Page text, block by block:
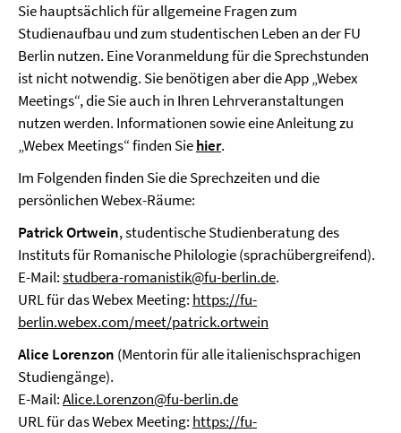
Sie hauptsächlich für allgemeine Fragen zum
Studienaufbau und zum studentischen Leben an der FU
Berlin nutzen. Eine Voranmeldung für die Sprechstunden
ist nicht notwendig. Sie benötigen aber die App „Webex
Meetings“, die Sie auch in Ihren Lehrveranstaltungen
nutzen werden. Informationen sowie eine Anleitung zu
„Webex Meetings“ finden Siehier.
Im Folgenden finden Sie die Sprechzeiten und die
persönlichen Webex-Räume:
Patrick Ortwein, studentische Studienberatung des
Instituts für Romanische Philologie (sprachübergreifend).
E-Mail:studbera-romanistik@fu-berlin.de.
URL für das Webex Meeting: https://fu-
berlin.webex.com/meet/patrick.ortwein
Alice Lorenzon (Mentorin für alle italienischsprachigen
Studiengänge).
E-Mail:Alice.Lorenzon@fu-berlin.de
URL für das Webex Meeting: https://fu-